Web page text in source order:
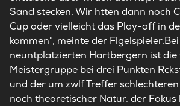
Sand stecken. Wir htten dann noch
Cup oder vielleicht das Play-off in
kommen", meinte der
neuntplatzierten Hartbergern ist die
Meistergruppe bei drei Punkten
und der um zwlf Treffer
noch theoretischer Natur, der Fokus